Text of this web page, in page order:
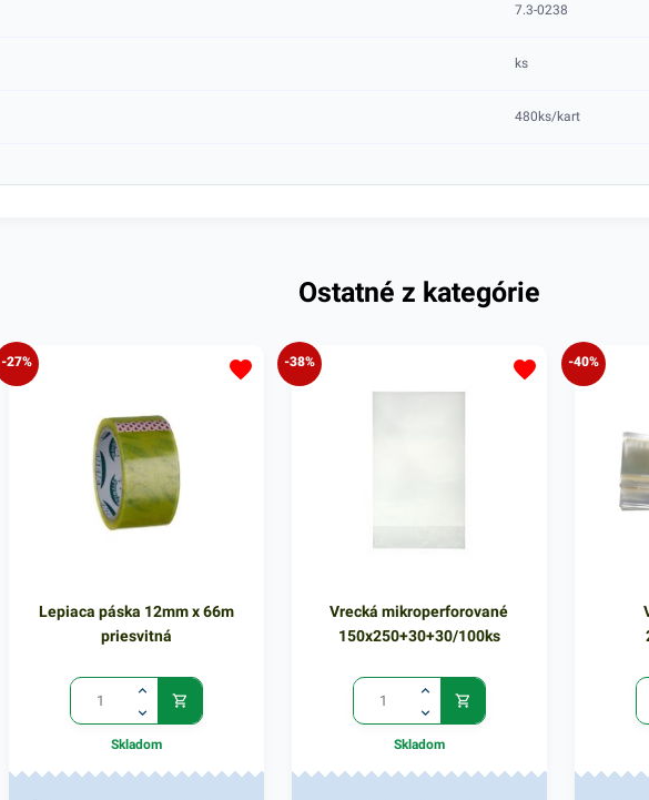
7.3-0238
ks
480ks/kart
Ostatné z kategórie
-27%
Lepiaca páska 12mm x 66m
priesvitná
Skladom
-38%
Vrecká mikroperforované
150x250+30+30/100ks
Skladom
-40%